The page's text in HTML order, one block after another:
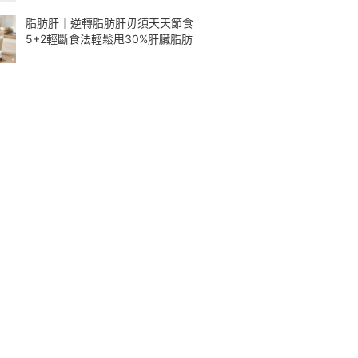
脂肪肝｜逆轉脂肪肝毋須天天節食
5+2輕斷食法輕鬆甩30%肝臟脂肪